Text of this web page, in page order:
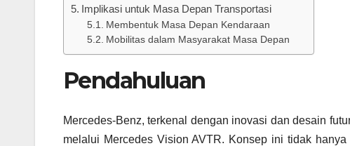
Implikasi untuk Masa Depan Transportasi
Membentuk Masa Depan Kendaraan
Mobilitas dalam Masyarakat Masa Depan
Pendahuluan
Mercedes-Benz, terkenal dengan inovasi dan desain
melalui Mercedes Vision AVTR. Konsep ini tidak